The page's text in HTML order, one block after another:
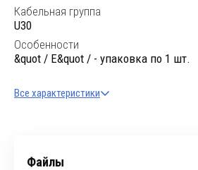
Кабельная группа
U30
Особенности
&quot / E&quot / - упаковка по 1 шт.
Все характеристики
Файлы